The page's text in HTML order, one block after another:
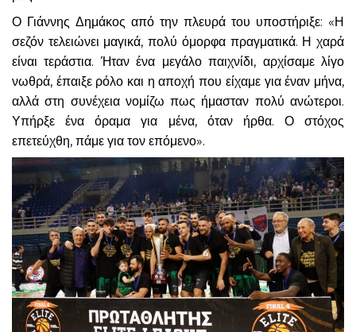
Ο Γιάννης Δημάκος από την πλευρά του υποστήριξε: «Η
σεζόν τελειώνει μαγικά, πολύ όμορφα πραγματικά. Η χαρά
είναι τεράστια. Ήταν ένα μεγάλο παιχνίδι, αρχίσαμε λίγο
νωθρά, έπαιξε ρόλο και η αποχή που είχαμε για έναν μήνα,
αλλά στη συνέχεια νομίζω πως ήμασταν πολύ ανώτεροι.
Υπήρξε ένα όραμα για μένα, όταν ήρθα. Ο στόχος
επετεύχθη, πάμε για τον επόμενο».